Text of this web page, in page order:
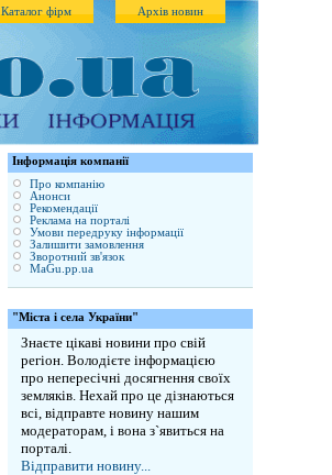
Архів новин
Каталог фірм
Iнформація компанії
Про компанію
Анонси
Рекомендації
Реклама на порталі
Умови передруку інформації
Залишити замовлення
Зворотний зв'язок
MaGu.pp.ua
"Міста і села України"
Знаєте цікаві новини про свій
регіон. Володієте інформацією
про непересічні досягнення своїх
земляків. Нехай про це дізнаються
всі, відправте новину нашим
модераторам, і вона з`явиться на
порталі.
Відправити новину...